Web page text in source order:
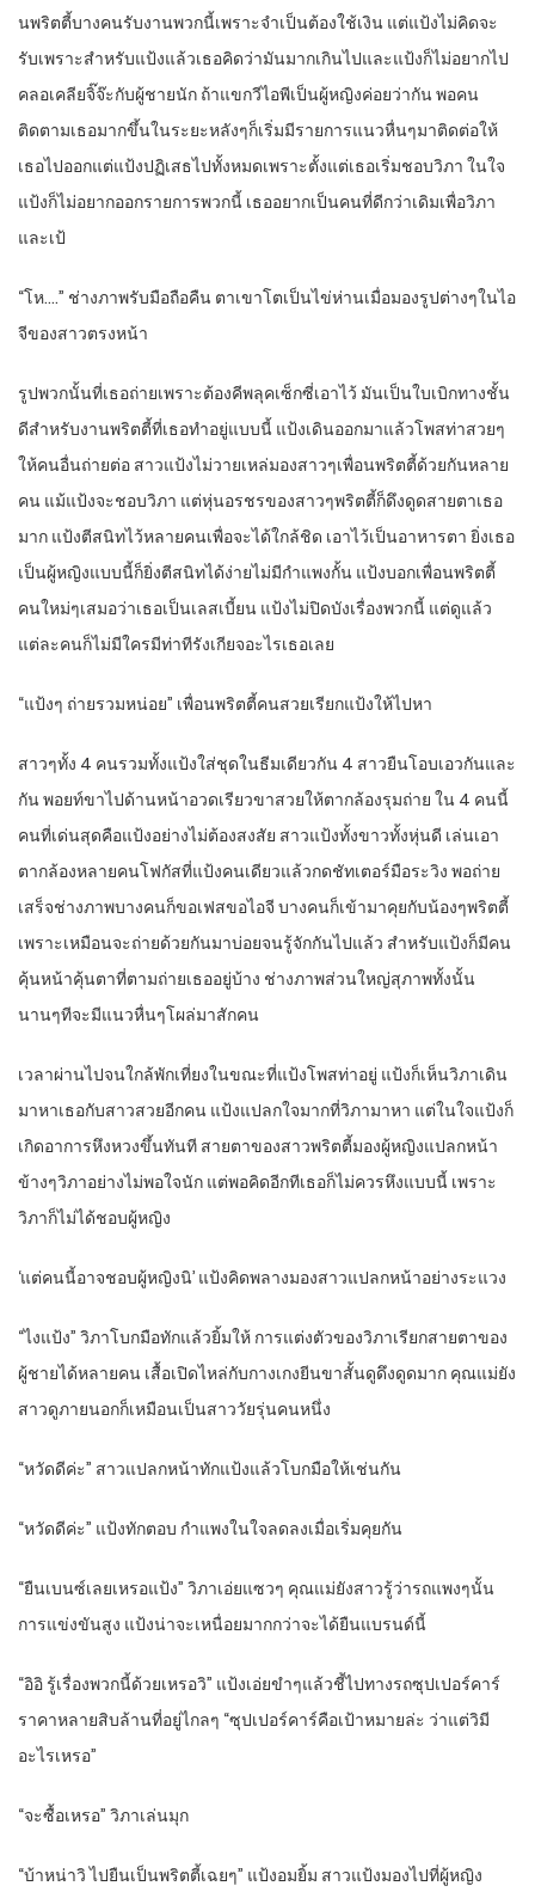
นพริตตี้บางคนรับงานพวกนี้เพราะจำเป็นต้องใช้เงิน แต่แป้งไม่คิดจะ
รับเพราะสำหรับแป้งแล้วเธอคิดว่ามันมากเกินไปและแป้งก็ไม่อยากไป
คลอเคลียจิ๊จ๊ะกับผู้ชายนัก ถ้าแขกวีไอพีเป็นผู้หญิงค่อยว่ากัน พอคน
ติดตามเธอมากขึ้นในระยะหลังๆก็เริ่มมีรายการแนวหื่นๆมาติดต่อให้
เธอไปออกแต่แป้งปฏิเสธไปทั้งหมดเพราะตั้งแต่เธอเริ่มชอบวิภา ในใจ
แป้งก็ไม่อยากออกรายการพวกนี้ เธออยากเป็นคนที่ดีกว่าเดิมเพื่อวิภา
และเป้
“โห….” ช่างภาพรับมือถือคืน ตาเขาโตเป็นไข่ห่านเมื่อมองรูปต่างๆในไอ
จีของสาวตรงหน้า
รูปพวกนั้นที่เธอถ่ายเพราะต้องคีพลุคเซ็กซี่เอาไว้ มันเป็นใบเบิกทางชั้น
ดีสำหรับงานพริตตี้ที่เธอทำอยู่แบบนี้ แป้งเดินออกมาแล้วโพสท่าสวยๆ
ให้คนอื่นถ่ายต่อ สาวแป้งไม่วายเหล่มองสาวๆเพื่อนพริตตี้ด้วยกันหลาย
คน แม้แป้งจะชอบวิภา แต่หุ่นอรชรของสาวๆพริตตี้ก็ดึงดูดสายตาเธอ
มาก แป้งตีสนิทไว้หลายคนเพื่อจะได้ใกล้ชิด เอาไว้เป็นอาหารตา ยิ่งเธอ
เป็นผู้หญิงแบบนี้ก็ยิ่งตีสนิทได้ง่ายไม่มีกำแพงกั้น แป้งบอกเพื่อนพริตตี้
คนใหม่ๆเสมอว่าเธอเป็นเลสเบี้ยน แป้งไม่ปิดบังเรื่องพวกนี้ แต่ดูแล้ว
แต่ละคนก็ไม่มีใครมีท่าทีรังเกียจอะไรเธอเลย
“แป้งๆ ถ่ายรวมหน่อย” เพื่อนพริตตี้คนสวยเรียกแป้งให้ไปหา
สาวๆทั้ง 4 คนรวมทั้งแป้งใส่ชุดในธีมเดียวกัน 4 สาวยืนโอบเอวกันและ
กัน พอยท์ขาไปด้านหน้าอวดเรียวขาสวยให้ตากล้องรุมถ่าย ใน 4 คนนี้
คนที่เด่นสุดคือแป้งอย่างไม่ต้องสงสัย สาวแป้งทั้งขาวทั้งหุ่นดี เล่นเอา
ตากล้องหลายคนโฟกัสที่แป้งคนเดียวแล้วกดชัทเตอร์มือระวิง พอถ่าย
เสร็จช่างภาพบางคนก็ขอเฟสขอไอจี บางคนก็เข้ามาคุยกับน้องๆพริตตี้
เพราะเหมือนจะถ่ายด้วยกันมาบ่อยจนรู้จักกันไปแล้ว สำหรับแป้งก็มีคน
คุ้นหน้าคุ้นตาที่ตามถ่ายเธออยู่บ้าง ช่างภาพส่วนใหญ่สุภาพทั้งนั้น
นานๆทีจะมีแนวหื่นๆโผล่มาสักคน
เวลาผ่านไปจนใกล้พักเที่ยงในขณะที่แป้งโพสท่าอยู่ แป้งก็เห็นวิภาเดิน
มาหาเธอกับสาวสวยอีกคน แป้งแปลกใจมากที่วิภามาหา แต่ในใจแป้งก็
เกิดอาการหึงหวงขึ้นทันที สายตาของสาวพริตตี้มองผู้หญิงแปลกหน้า
ข้างๆวิภาอย่างไม่พอใจนัก แต่พอคิดอีกทีเธอก็ไม่ควรหึงแบบนี้ เพราะ
วิภาก็ไม่ได้ชอบผู้หญิง
‘แต่คนนี้อาจชอบผู้หญิงนิ’ แป้งคิดพลางมองสาวแปลกหน้าอย่างระแวง
“ไงแป้ง” วิภาโบกมือทักแล้วยิ้มให้ การแต่งตัวของวิภาเรียกสายตาของ
ผู้ชายได้หลายคน เสื้อเปิดไหล่กับกางเกงยีนขาสั้นดูดึงดูดมาก คุณแม่ยัง
สาวดูภายนอกก็เหมือนเป็นสาววัยรุ่นคนหนึ่ง
“หวัดดีค่ะ” สาวแปลกหน้าทักแป้งแล้วโบกมือให้เช่นกัน
“หวัดดีค่ะ” แป้งทักตอบ กำแพงในใจลดลงเมื่อเริ่มคุยกัน
“ยืนเบนซ์เลยเหรอแป้ง” วิภาเอ่ยแซวๆ คุณแม่ยังสาวรู้ว่ารถแพงๆนั้น
การแข่งขันสูง แป้งน่าจะเหนื่อยมากกว่าจะได้ยืนแบรนด์นี้
“อิอิ รู้เรื่องพวกนี้ด้วยเหรอวิ” แป้งเอ่ยขำๆแล้วชี้ไปทางรถซุปเปอร์คาร์
ราคาหลายสิบล้านที่อยู่ไกลๆ “ซุปเปอร์คาร์คือเป้าหมายล่ะ ว่าแต่วิมี
อะไรเหรอ”
“จะซื้อเหรอ” วิภาเล่นมุก
“บ้าหน่าวิ ไปยืนเป็นพริตตี้เฉยๆ” แป้งอมยิ้ม สาวแป้งมองไปที่ผู้หญิง